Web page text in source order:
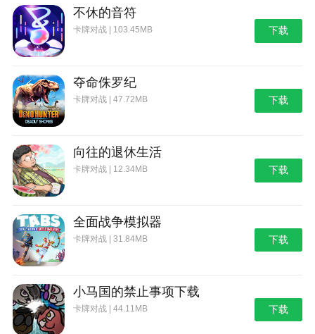
不休的音符
卡牌对战 | 103.45MB 下载
夺命侏罗纪
卡牌对战 | 47.72MB 下载
向往的退休生活
卡牌对战 | 12.34MB 下载
全面战争模拟器
卡牌对战 | 31.84MB 下载
小马国的禁止事项下载
卡牌对战 | 44.11MB 下载